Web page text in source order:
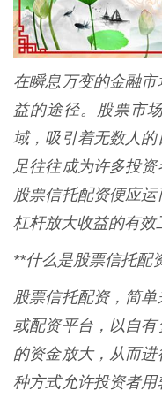
在瞬息万变的金融
益的途径。股票市
域，吸引着无数人
足往往成为许多投
股票信托配资便应
杠杆放大收益的有效
**什么是股票信托配
股票信托配资，简
或配资平台，以自
的资金放大，从而
种方式允许投资者用